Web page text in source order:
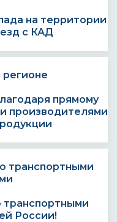
на территории
с КАД
прямому
производителями
России!